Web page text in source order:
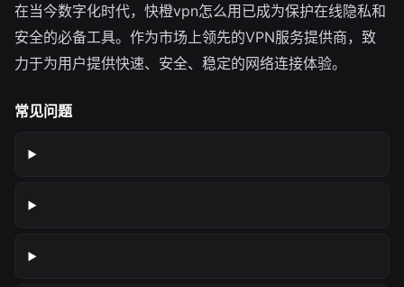
在当今数字化时代，快橙vpn怎么用已成为保护在线隐私和
安全的必备工具。作为市场上领先的VPN服务提供商，致
力于为用户提供快速、安全、稳定的网络连接体验。
常见问题